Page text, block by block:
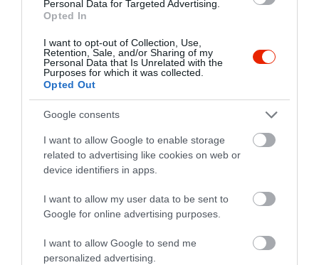
Personal Data for Targeted Advertising.
Opted In
I want to opt-out of Collection, Use,
Retention, Sale, and/or Sharing of my
Personal Data that Is Unrelated with the
Purposes for which it was collected.
Opted Out
Google consents
I want to allow Google to enable storage
related to advertising like cookies on web or
device identifiers in apps.
I want to allow my user data to be sent to
Google for online advertising purposes.
I want to allow Google to send me
personalized advertising.
2023. Január 25.
kiszolgálás nagyon kedves és
arc festést is. Biztos visszatérő
vendégek leszünk.
2020. Október 25.
Bőséges választék és nagyon
finom svédasztalon tálalt
ebéd, mellé kellemes élő zene
Desszertként 'Lufihajtogató',
aki minden vendégnek
/gyermeknek, felnőttnek/
kedveskedett egy csodás